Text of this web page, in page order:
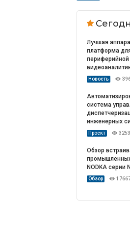
Лучшая
платформа
периферийной
Новость
система
инженерных
Проект
Обзор
NODKA серии
Обзор